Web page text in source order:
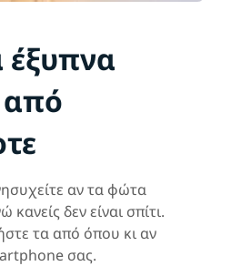
έξυπνα
αν τα φώτα
δεν είναι σπίτι.
τα από όπου κι αν
σας.